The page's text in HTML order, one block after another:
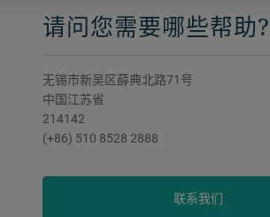
请问您需要哪些帮助?
无锡市新吴区薛典北路71号
中国江苏省
214142
(+86) 510 8528 2888
联系我们